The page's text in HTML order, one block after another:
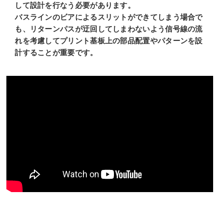
して設計を行なう必要があります。
バスラインのビアによるスリットができてしまう場合で
も、
リターンパスが迂回してしまわないよう信号線の流
れを考慮してプリント基板上の部品配置やパターンを設
計することが重要です。